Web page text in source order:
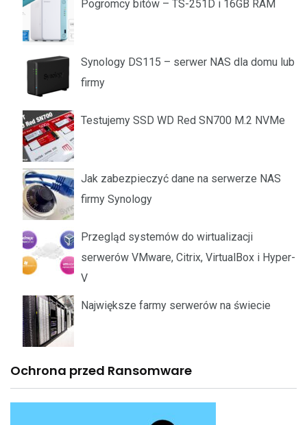
Pogromcy bitów – TS-251D i 16GB RAM
Synology DS115 – serwer NAS dla domu lub
firmy
Testujemy SSD WD Red SN700 M.2 NVMe
Jak zabezpieczyć dane na serwerze NAS
firmy Synology
Przegląd systemów do wirtualizacji
serwerów VMware, Citrix, VirtualBox i Hyper-
V
Największe farmy serwerów na świecie
Ochrona przed Ransomware